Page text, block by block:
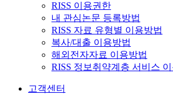
RISS 이용권한
내 관심논문 등록방법
RISS 자료 유형별 이용방법
복사/대출 이용방법
해외전자자료 이용방법
RISS 정보취약계층 서비스
고객센터